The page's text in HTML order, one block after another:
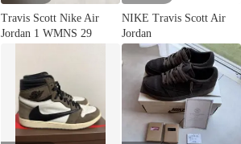
Travis Scott Nike Air
Jordan 1 WMNS 29
NIKE Travis Scott Air
Jordan